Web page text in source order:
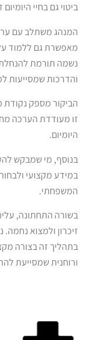
ביטוי גם בחיי
המנהג משתלב עם
מאפשרת גם ללמוד
נשמה תורמת
והדרכות שמסייעות
הביקור מספק נקודת
זו מעודדת הערכה
היומיום.
בנוסף, מי שמבקש
במידע מקצועי
המשפחתי.
בשורה התחתונה,
זיכרון ולמצוא
בתהליך זה בצורה
ורוחנית שמסייעת